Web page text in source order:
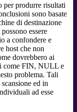
per produrre risultati
sono basate
di destinazione
essere
a confondere e
host che non
dovrebbero ai
come FIN, NULL e
problema. Tali
ed in
ad esse